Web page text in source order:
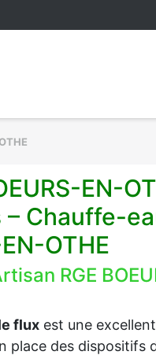
EN-
– Chauffe-
OTHE
RGE
flux est une
place des